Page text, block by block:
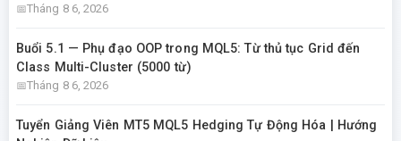
Tháng 8 6, 2026
Buổi 5.1 — Phụ đạo OOP trong MQL5: Từ thủ tục Grid đến
Class Multi-Cluster (5000 từ)
Tháng 8 6, 2026
Tuyển Giảng Viên MT5 MQL5 Hedging Tự Động Hóa | Hướng